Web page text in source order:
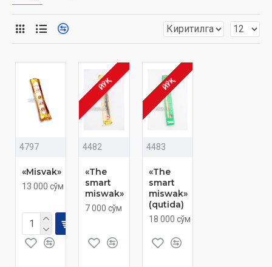
4797
«Misvak»
13 000 сўм
ЙЎҚ
4482
«The
smart
miswak»
7 000 сўм
ЙЎҚ
4483
«The
smart
miswak»
(qutida)
18 000 сўм